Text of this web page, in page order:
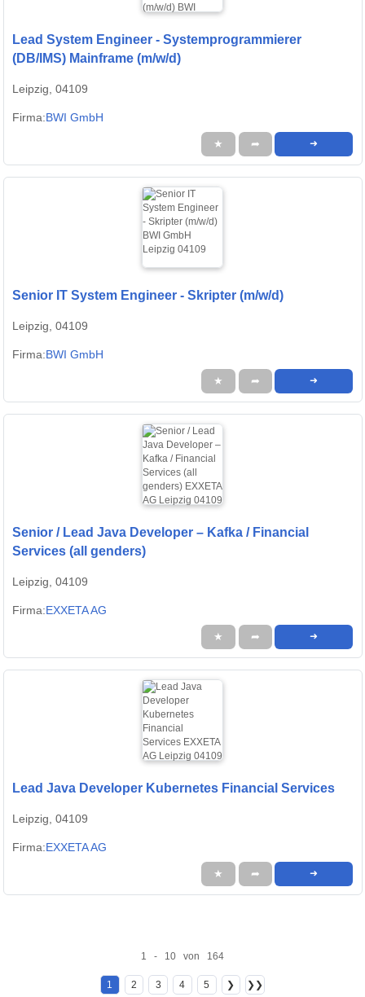
Lead System Engineer - Systemprogrammierer
(DB/IMS) Mainframe (m/w/d)
Leipzig, 04109
Firma:BWI GmbH
★ ➦ ➜
Senior IT System Engineer - Skripter (m/w/d)
Leipzig, 04109
Firma:BWI GmbH
★ ➦ ➜
Senior / Lead Java Developer – Kafka / Financial
Services (all genders)
Leipzig, 04109
Firma:EXXETA AG
★ ➦ ➜
Lead Java Developer Kubernetes Financial Services
Leipzig, 04109
Firma:EXXETA AG
★ ➦ ➜
1 - 10 von 164
1 2 3 4 5 ❯ ❯❯